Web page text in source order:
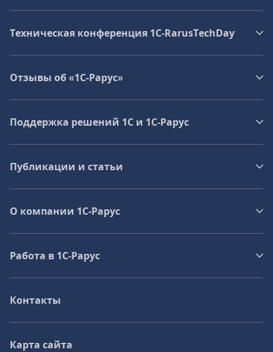
Техническая конференция 1C‑RarusTechDay
Отзывы об «1С-Рарус»
Поддержка решений 1С и 1С‑Рарус
Публикации и статьи
О компании 1C-Рарус
Работа в 1С‑Рарус
Контакты
Карта сайта